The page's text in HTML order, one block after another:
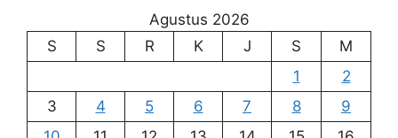
Agustus 2026
S
S R K J S
M
1
2
3
4 5 6 7 8
9